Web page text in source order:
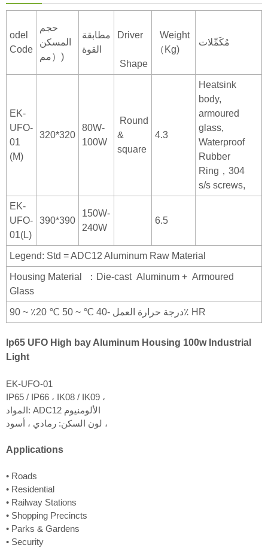
odel
Code
حجم
المسكن
（مم)
مطابقة
القوة
Driver
Shape
Weight
（Kg)
مُكَمِّلات
EK-
UFO-
01
(M)
320*320
80W-
100W
Round
&
square
4.3
Heatsink
body,
armoured
glass,
Waterproof
Rubber
Ring，304
s/s screws,
EK-
UFO-
01(L)
390*390
150W-
240W
6.5
Legend: Std = ADC12 Aluminum Raw Material
Housing Material ：Die-cast Aluminum + Armoured
Glass
درجة حرارة العمل -40 ℃ ~ 50 ℃ 20٪ ~ 90٪ HR
Ip65 U FO High bay Aluminum Housing 100w Industrial
Light
EK-UFO-01
IP65 / IP66 ، IK08 / IK09 ،
المواد: ADC12 الألومنيوم
لون السكن: رمادي ، أسود ،
Applications
• Roads
• Residential
• Railway Stations
• Shopping Precincts
• Parks & Gardens
• Security